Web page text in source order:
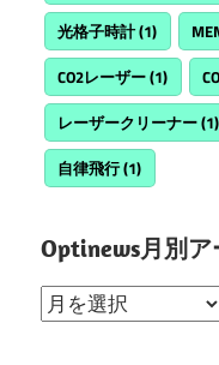
光格子時計(1)
CO2レーザー(1)
レーザークリーナー(1)
自律飛行(1)
Optinews月別
Optinews